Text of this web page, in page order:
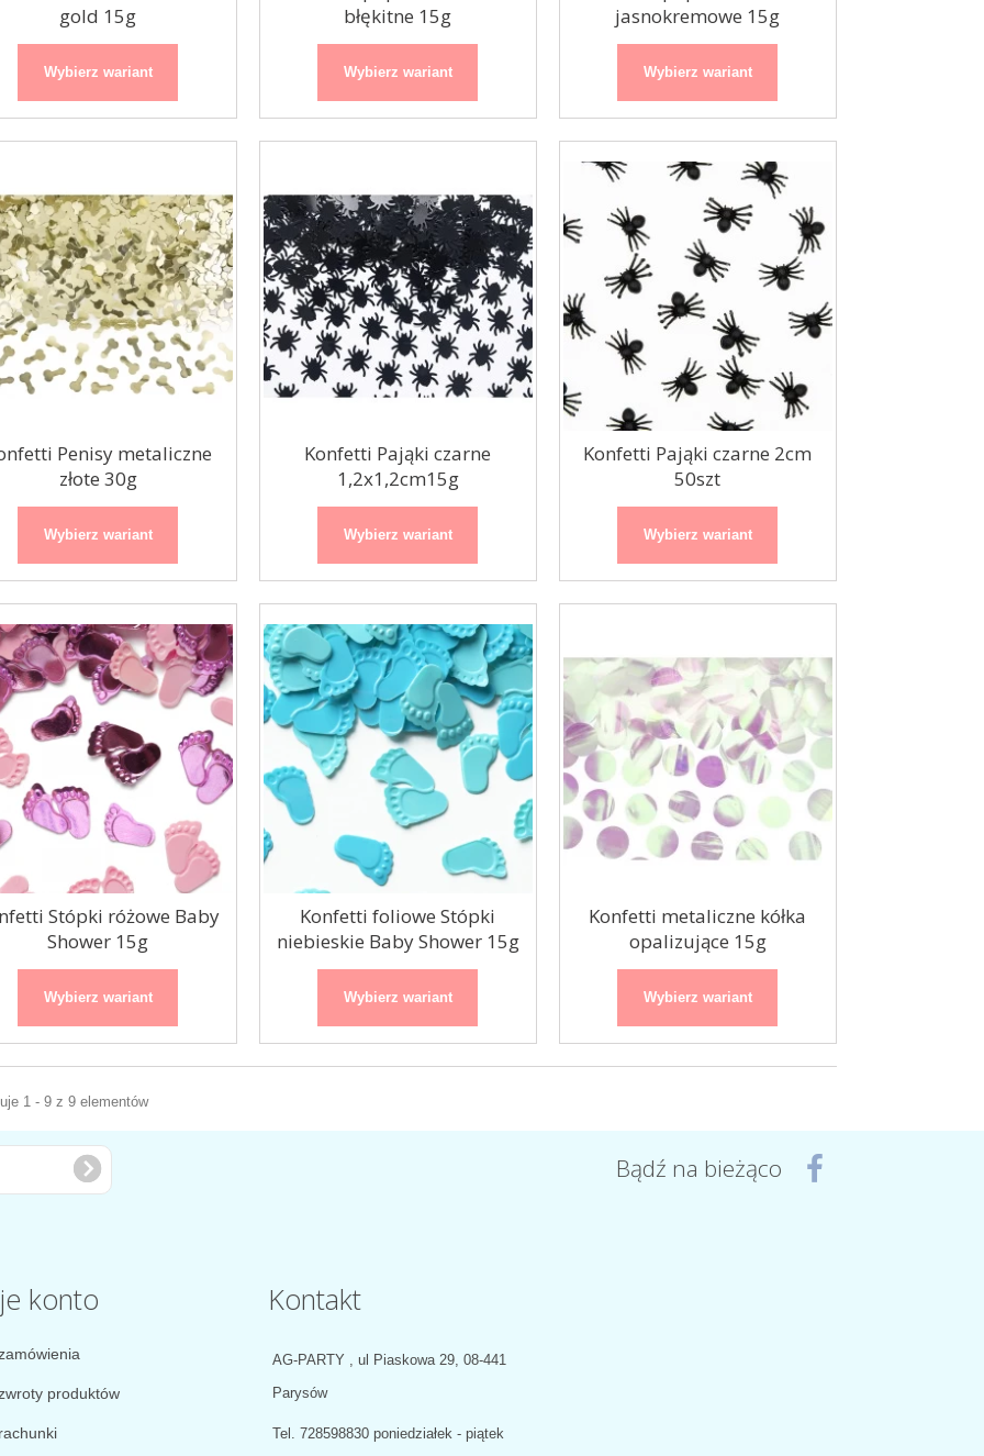
Organza / bieżnik
Srebrny nadruk
Girlanda balonowa
czarno-złota
Organza / bieżnik
Paseczki złote
gold 15g
Wybierz wariant
błękitne 15g
Wybierz wariant
jasnokremowe 15g
Wybierz wariant
Penisy metaliczne
złote 30g
Wybierz wariant
Konfetti Pająki czarne
1,2x1,2cm15g
Wybierz wariant
Konfetti Pająki czarne 2cm
50szt
Wybierz wariant
Stópki różowe Baby
Shower 15g
Wybierz wariant
Konfetti foliowe Stópki
niebieskie Baby Shower 15g
Wybierz wariant
Konfetti metaliczne kółka
opalizujące 15g
Wybierz wariant
1 - 9 z 9 elementów
Bądź na bieżąco
konto
produktów
Kontakt
AG-PARTY , ul Piaskowa 29, 08-441
Parysów
Tel. 728598830 poniedziałek - piątek